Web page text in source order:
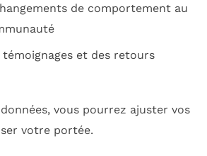
de comportement au
et des retours
vous pourrez ajuster vos
votre portée.